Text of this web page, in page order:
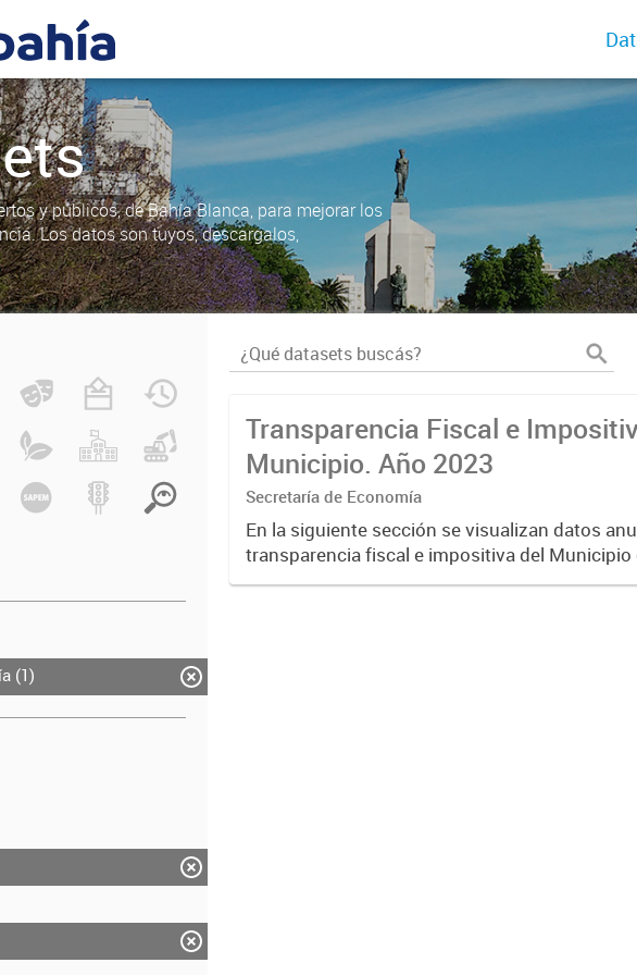
y públicos, de Bahía Blanca, para mejorar los
Los datos son tuyos, descargalos,
(1)
Transparencia Fiscal e
Municipio. Año 2023
Secretaría de Economía
En la siguiente sección se visualizan datos
transparencia fiscal e impositiva del Municipio